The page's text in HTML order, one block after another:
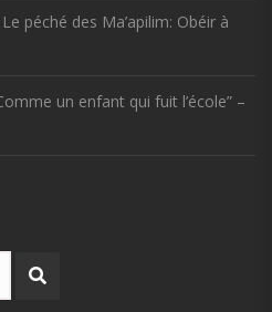
péché des Ma’apilim: Obéir à
un enfant qui fuit l’école” –